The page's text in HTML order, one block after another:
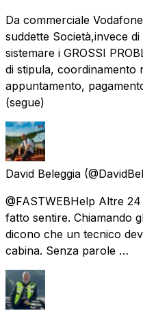
Da commerciale
suddette Società,invece
sistemare i GROSSI
di stipula, coordinamento
appuntamento,
(segue)
David Beleggia
@FASTWEBHelp Altre
fatto sentire. Chiamando
dicono che un tecnico
cabina. Senza parole …